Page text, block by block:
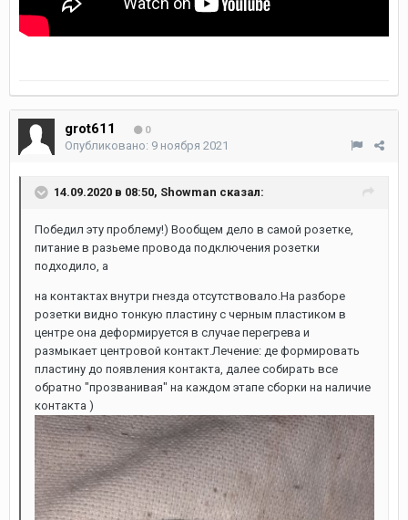
grot611 0
Опубликовано: 9 ноября 2021
14.09.2020 в 08:50, Showman сказал:
Победил эту проблему!) Вообщем дело в самой розетке,
питание в разьеме провода подключения розетки
подходило, а
на контактах внутри гнезда отсутствовало.На разборе
розетки видно тонкую пластину с черным пластиком в
центре она деформируется в случае перегрева и
размыкает центровой контакт.Лечение: де формировать
пластину до появления контакта, далее собирать все
обратно "прозванивая" на каждом этапе сборки на наличие
контакта )